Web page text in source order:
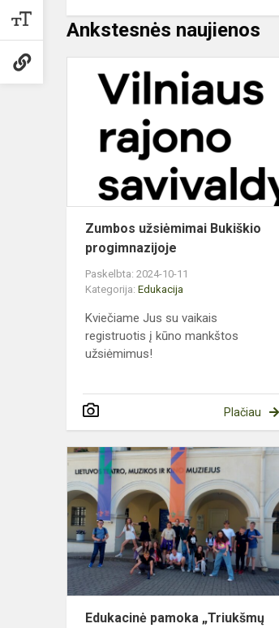
Ankstesnės naujienos
Zumbos užsiėmimai Bukiškio
progimnazijoje
Paskelbta: 2024-10-11
Kategorija: Edukacija
Kviečiame Jus su vaikais
registruotis į kūno mankštos
užsiėmimus!
Plačiau
Edukacinė pamoka „Triukšmų